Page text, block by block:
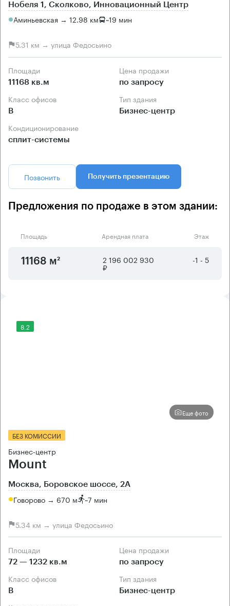
Нобеля 1, Сколково, Инновационный Центр
Аминьевская → 12.98 км ~19 мин
5.31 км → улица Федосьино
Площади
11168 кв.м
Цена продажи
по запросу
Класс офисов
B
Тип здания
Бизнес-центр
Кондиционирование
сплит-системы
Позвонить Получить презентацию
Предложения по продаже в этом здании:
Площадь Арендная плата Этаж
11168 м² 2 196 002 930
₽
-1 - 5
8.2
Еще фото
БЕЗ КОМИССИИ
Бизнес-центр
Mount
Москва, Боровское шоссе, 2А
Говорово → 670 м ~7 мин
5.34 км → улица Федосьино
Площади
72 — 1232 кв.м
Цена продажи
по запросу
Класс офисов
B
Тип здания
Бизнес-центр